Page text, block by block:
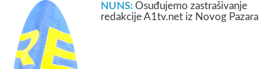
NUNS:Osuđujemo zastrašivanje
redakcije A1tv.net iz Novog Pazara